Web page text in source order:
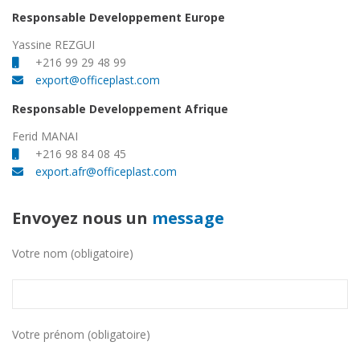
Responsable Developpement Europe
Yassine REZGUI
+216 99 29 48 99
export@officeplast.com
Responsable Developpement Afrique
Ferid MANAI
+216 98 84 08 45
export.afr@officeplast.com
Envoyez nous un message
Votre nom (obligatoire)
Votre prénom (obligatoire)